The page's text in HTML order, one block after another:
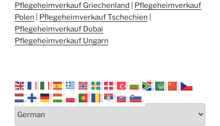
Pflegeheimverkauf Griechenland
Pflegeheimverkauf
Polen
Pflegeheimverkauf Tschechien
Pflegeheimverkauf Dubai
Pflegeheimverkauf Ungarn